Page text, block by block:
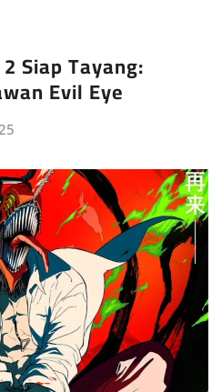
Siap Tayang:
Evil Eye